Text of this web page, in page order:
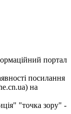
портал
посилання
на
"точка зору" -